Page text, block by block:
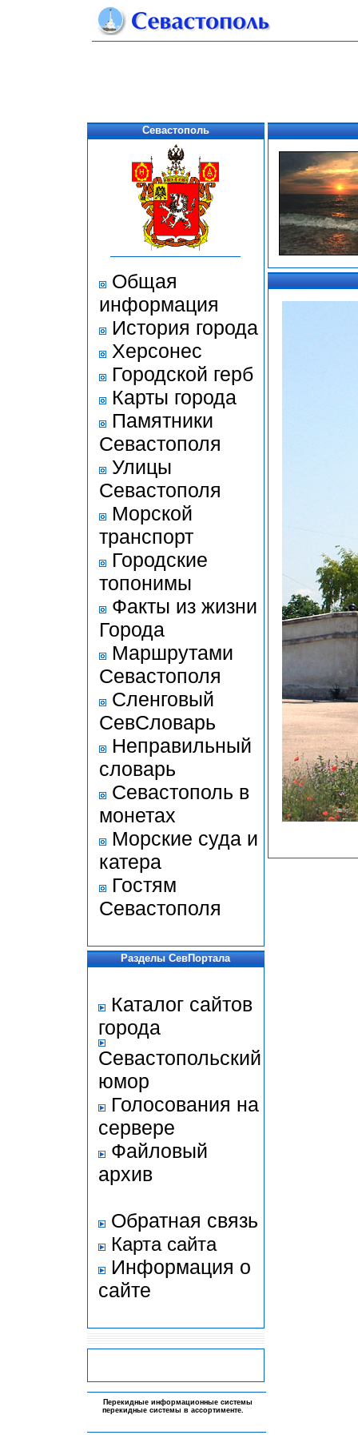
Севастополь
Общая
информация
История города
Херсонес
Городской герб
Карты города
Памятники
Севастополя
Улицы
Севастополя
Морской
транспорт
Городские
топонимы
Факты из жизни
Города
Маршрутами
Севастополя
Сленговый
СевСловарь
Неправильный
словарь
Севастополь в
монетах
Морские суда и
катера
Гостям
Севастополя
Разделы СевПортала
Каталог сайтов
города
Севастопольский
юмор
Голосования на
сервере
Файловый
архив
Обратная связь
Карта сайта
Информация о
сайте
Перекидные информационные системы
перекидные системы в ассортименте.